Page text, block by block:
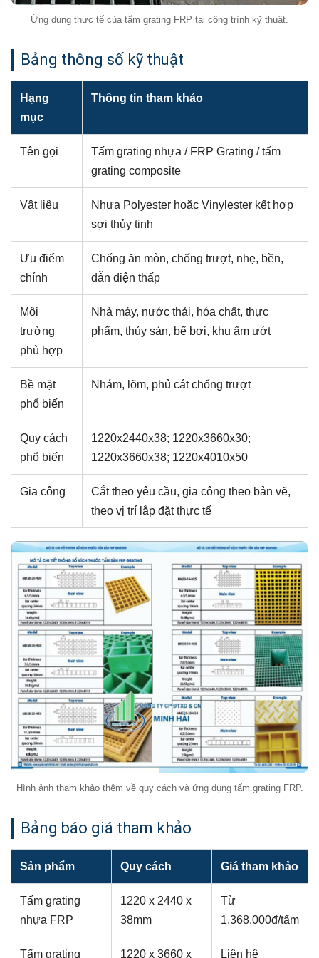
Ứng dụng thực tế của tấm grating FRP tại công trình kỹ thuật.
Bảng thông số kỹ thuật
Hạng
mục
Thông tin tham khảo
Tên gọi
Tấm grating nhựa / FRP Grating / tấm
grating composite
Vật liệu
Nhựa Polyester hoặc Vinylester kết hợp
sợi thủy tinh
Ưu điểm
chính
Chống ăn mòn, chống trượt, nhẹ, bền,
dẫn điện thấp
Môi
trường
phù hợp
Nhà máy, nước thải, hóa chất, thực
phẩm, thủy sản, bể bơi, khu ẩm ướt
Bề mặt
phổ biến
Nhám, lõm, phủ cát chống trượt
Quy cách
phổ biến
1220x2440x38; 1220x3660x30;
1220x3660x38; 1220x4010x50
Gia công
Cắt theo yêu cầu, gia công theo bản vẽ,
theo vị trí lắp đặt thực tế
Hình ảnh tham khảo thêm về quy cách và ứng dụng tấm grating FRP.
Bảng báo giá tham khảo
Sản phẩm Quy cách Giá tham khảo
Tấm grating
nhựa FRP
1220 x 2440 x
38mm
Từ
1.368.000đ/tấm
Tấm grating 1220 x 3660 x Liên hệ